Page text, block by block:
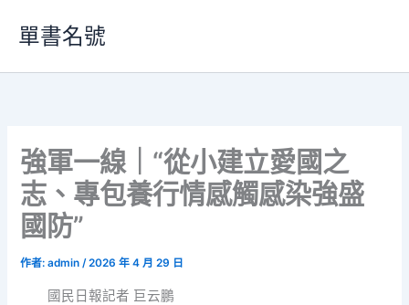
要
單書名號
強軍一線｜“從小建立愛國之
志、專包養行情感觸感染強盛
國防”
作者:admin/2026 年 4 月 29 日
國民日報記者 巨云鵬